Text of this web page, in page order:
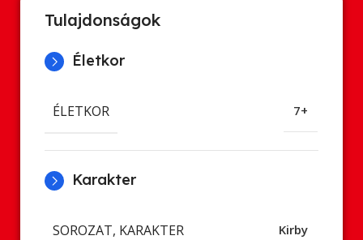
Tulajdonságok
Életkor
ÉLETKOR 7+
Karakter
SOROZAT, KARAKTER Kirby